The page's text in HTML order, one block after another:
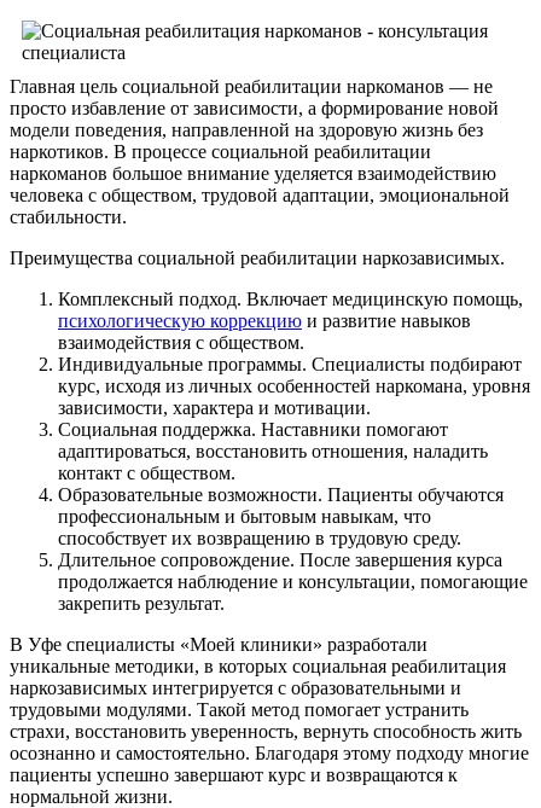
Главная цель социальной реабилитации наркоманов — не
просто избавление от зависимости, а формирование новой
модели поведения, направленной на здоровую жизнь без
наркотиков. В процессе социальной реабилитации
наркоманов большое внимание уделяется взаимодействию
человека с обществом, трудовой адаптации, эмоциональной
стабильности.
Преимущества социальной реабилитации наркозависимых.
Комплексный подход. Включает медицинскую помощь,
психологическую коррекцию и развитие навыков
взаимодействия с обществом.
Индивидуальные программы. Специалисты подбирают
курс, исходя из личных особенностей наркомана, уровня
зависимости, характера и мотивации.
Социальная поддержка. Наставники помогают
адаптироваться, восстановить отношения, наладить
контакт с обществом.
Образовательные возможности. Пациенты обучаются
профессиональным и бытовым навыкам, что
способствует их возвращению в трудовую среду.
Длительное сопровождение. После завершения курса
продолжается наблюдение и консультации, помогающие
закрепить результат.
В Уфе специалисты «Моей клиники» разработали
уникальные методики, в которых социальная реабилитация
наркозависимых интегрируется с образовательными и
трудовыми модулями. Такой метод помогает устранить
страхи, восстановить уверенность, вернуть способность жить
осознанно и самостоятельно. Благодаря этому подходу многие
пациенты успешно завершают курс и возвращаются к
нормальной жизни.